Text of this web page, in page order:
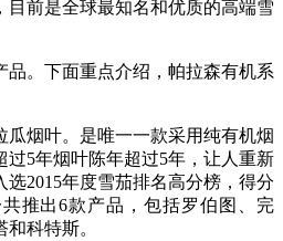
目前是全球最知名和优质的高端雪
品。下面重点介绍，帕拉森有机系
瓜烟叶。是唯一一款采用纯有机烟
过5年烟叶陈年超过5年，让人重新
2015年度雪茄排名高分榜，得分
推出6款产品，包括罗伯图、完
科特斯。